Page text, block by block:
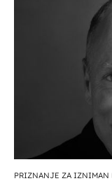
PRIZNANJE ZA IZNIMAN